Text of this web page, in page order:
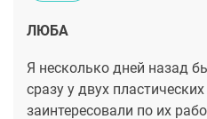
ЛЮБА
Я несколько дней назад
сразу у двух
заинтересовали по их